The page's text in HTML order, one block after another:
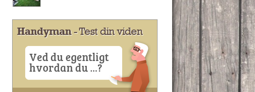
Handyman- Test din viden
Ved du egentligt
hvordan du ...?